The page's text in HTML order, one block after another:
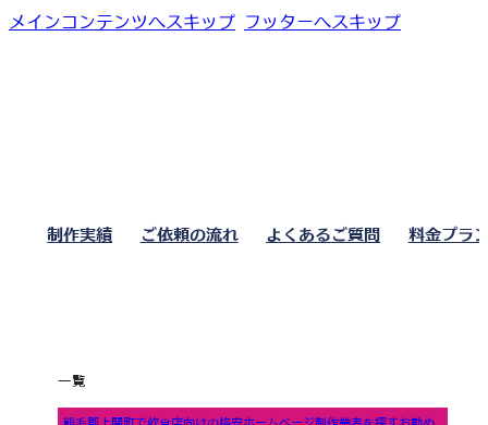
メインコンテンツへスキップ フッターへスキップ
制作実績 ご依頼の流れ よくあるご質問 料金プラ
一覧
熊毛郡上関町で飲食店向けの格安ホームページ制作業者を探すお勧め